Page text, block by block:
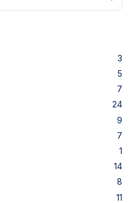
3
5
7
24
9
7
1
14
8
11